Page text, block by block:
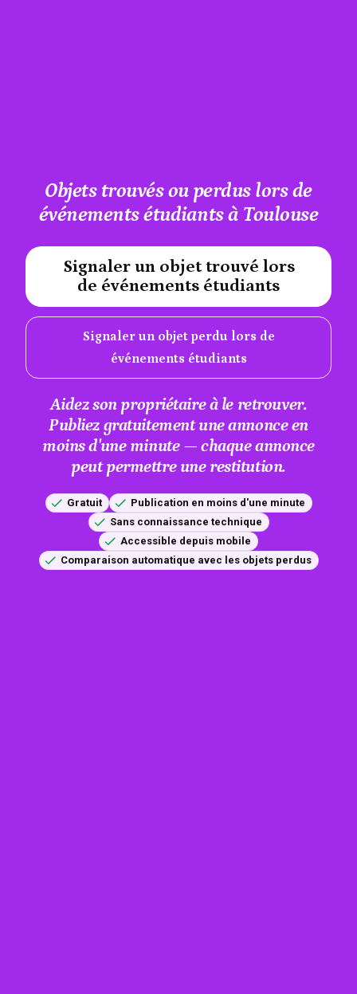
Objets trouvés ou perdus lors de
événements étudiants à Toulouse
Signaler un objet trouvé lors
de événements étudiants
Signaler un objet perdu lors de
événements étudiants
#A12AEB
Aidez son propriétaire à le retrouver.
Publiez gratuitement une annonce en
moins d'une minute — chaque annonce
peut permettre une restitution.
Gratuit
Publication en moins d'une minute
Sans connaissance technique
Accessible depuis mobile
Comparaison automatique avec les objets perdus